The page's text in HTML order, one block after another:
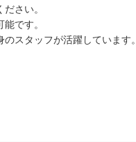
さい。
です。
スタッフが活躍しています。